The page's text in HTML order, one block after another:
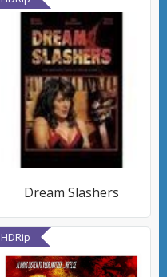
Dream Slashers
HDRip